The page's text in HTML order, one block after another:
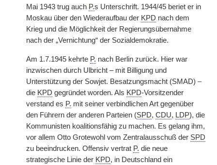
Mai 1943 trug auch P.s Unterschrift. 1944/45 beriet er in
Moskau über den Wiederaufbau der KPD nach dem
Krieg und die Möglichkeit der Regierungsübernahme
nach der „Vernichtung“ der Sozialdemokratie.
Am 1.7.1945 kehrte P. nach Berlin zurück. Hier war
inzwischen durch Ulbricht – mit Billigung und
Unterstützung der Sowjet. Besatzungsmacht (SMAD) –
die KPD gegründet worden. Als KPD-Vorsitzender
verstand es P. mit seiner verbindlichen Art gegenüber
den Führern der anderen Parteien (SPD, CDU, LDP), die
Kommunisten koalitionsfähig zu machen. Es gelang ihm,
vor allem Otto Grotewohl vom Zentralausschuß der SPD
zu beeindrucken. Offensiv vertrat P. die neue
strategische Linie der KPD, in Deutschland ein